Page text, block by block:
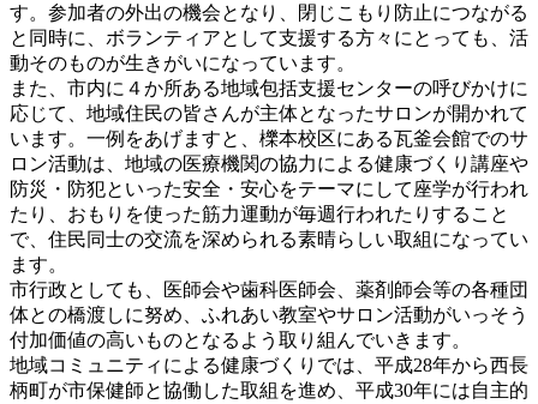
す。参加者の外出の機会となり、閉じこもり防止につながる
と同時に、ボランティアとして支援する方々にとっても、活
動そのものが生きがいになっています。
また、市内に４か所ある地域包括支援センターの呼びかけに
応じて、地域住民の皆さんが主体となったサロンが開かれて
います。一例をあげますと、櫟本校区にある瓦釜会館でのサ
ロン活動は、地域の医療機関の協力による健康づくり講座や
防災・防犯といった安全・安心をテーマにして座学が行われ
たり、おもりを使った筋力運動が毎週行われたりすること
で、住民同士の交流を深められる素晴らしい取組になってい
ます。
市行政としても、医師会や歯科医師会、薬剤師会等の各種団
体との橋渡しに努め、ふれあい教室やサロン活動がいっそう
付加価値の高いものとなるよう取り組んでいきます。
地域コミュニティによる健康づくりでは、平成28年から西長
柄町が市保健師と協働した取組を進め、平成30年には自主的